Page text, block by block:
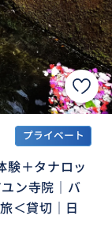
プライベート
験＋タナロッ
ン寺院｜バ
＜貸切｜日